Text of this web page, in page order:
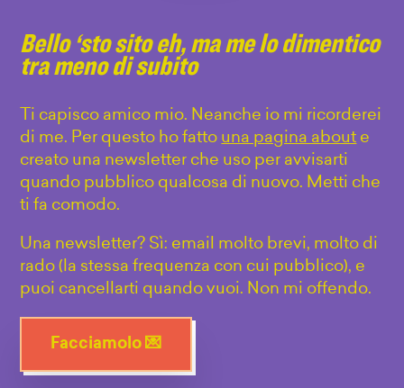
Bello ‘sto sito eh, ma me lo dimentico
tra meno di subito
Ti capisco amico mio. Neanche io mi ricorderei
di me. Per questo ho fatto una pagina about e
creato una newsletter che uso per avvisarti
quando pubblico qualcosa di nuovo. Metti che
ti fa comodo.
Una newsletter? Sì: email molto brevi, molto di
rado (la stessa frequenza con cui pubblico), e
puoi cancellarti quando vuoi. Non mi offendo.
Facciamolo 💌